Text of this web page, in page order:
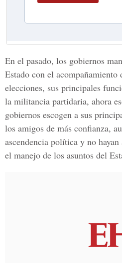
En el pasado, los gobiernos
Estado con el acompañamiento
elecciones, sus principales
la militancia partidaria, ahora
gobiernos escogen a sus
los amigos de más confianza,
ascendencia política y no
el manejo de los asuntos del